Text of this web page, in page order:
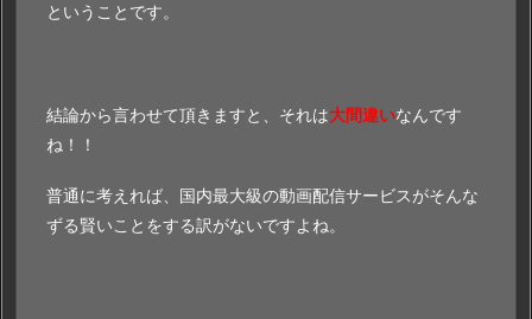
ということです。
結論から言わせて頂きますと、それは大間違いなんです
ね！！
普通に考えれば、国内最大級の動画配信サービスがそんな
ずる賢いことをする訳がないですよね。